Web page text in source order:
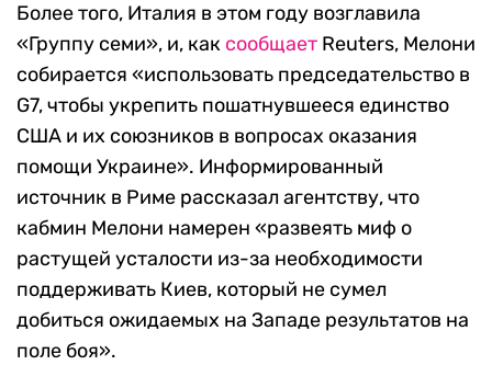
Более того, Италия в этом году возглавила
«Группу семи», и, как сообщает Reuters, Мелони
собирается «использовать председательство в
G7, чтобы укрепить пошатнувшееся единство
США и их союзников в вопросах оказания
помощи Украине». Информированный
источник в Риме рассказал агентству, что
кабмин Мелони намерен «развеять миф о
растущей усталости из-за необходимости
поддерживать Киев, который не сумел
добиться ожидаемых на Западе результатов на
поле боя».